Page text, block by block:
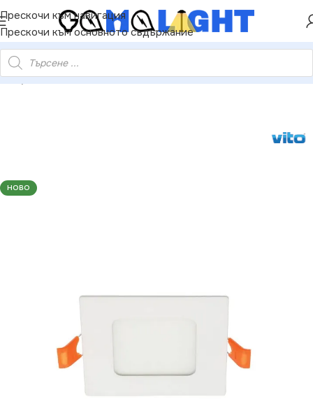
Прескочи към навигация
Прескочи към основното съдържание
НАМАЛЕНИЕ ОТ 5%
Луна Панел За Вграждане LENA-SX 3W 300Lm 6000K Бяло
НОВО